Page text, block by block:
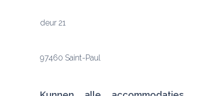
deur 21
97460 Saint-Paul